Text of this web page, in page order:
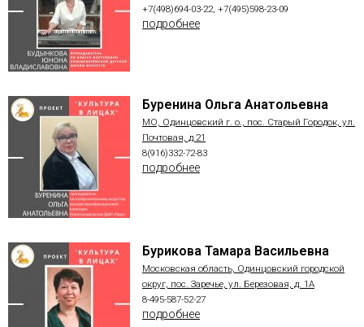
+7(498)694-03-22, +7(495)598-23-09
подробнее
Буренина Ольга Анатольевна
МО, Одинцовский г. о., пос. Старый Городок, ул.
Почтовая, д.21
8(916)332-72-83
подробнее
Бурикова Тамара Васильевна
Московская область, Одинцовский городской
округ, пос. Заречье, ул. Березовая, д. 1А
8-495-587-52-27
подробнее